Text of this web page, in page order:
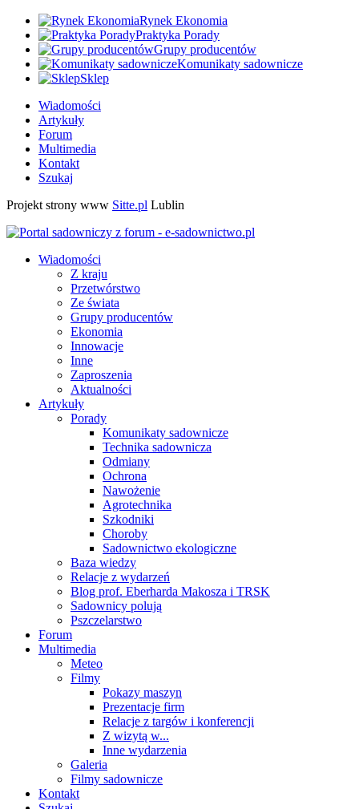
Rynek Ekonomia
Praktyka Porady
Grupy producentów
Komunikaty sadownicze
Sklep
Wiadomości
Artykuły
Forum
Multimedia
Kontakt
Szukaj
Projekt strony www Sitte.pl Lublin
Wiadomości
Z kraju
Przetwórstwo
Ze świata
Grupy producentów
Ekonomia
Innowacje
Inne
Zaproszenia
Aktualności
Artykuły
Porady
Komunikaty sadownicze
Technika sadownicza
Odmiany
Ochrona
Nawożenie
Agrotechnika
Szkodniki
Choroby
Sadownictwo ekologiczne
Baza wiedzy
Relacje z wydarzeń
Blog prof. Eberharda Makosza i TRSK
Sadownicy polują
Pszczelarstwo
Forum
Multimedia
Meteo
Filmy
Pokazy maszyn
Prezentacje firm
Relacje z targów i konferencji
Z wizytą w...
Inne wydarzenia
Galeria
Filmy sadownicze
Kontakt